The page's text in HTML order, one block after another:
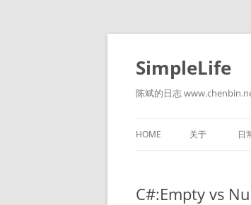
Skip
content
SimpleLife
陈斌的日志
HOME 关于 日
C#:Empty vs